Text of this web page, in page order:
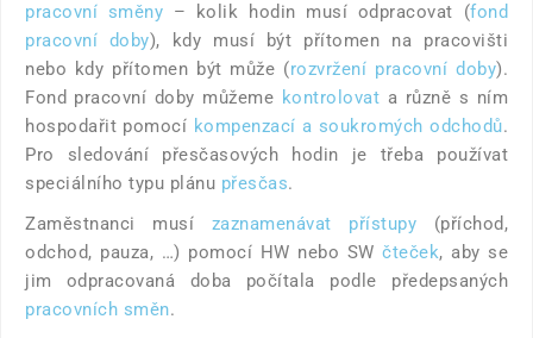
pracovní směny – kolik hodin musí odpracovat (fond
pracovní doby), kdy musí být přítomen na pracovišti
nebo kdy přítomen být může (rozvržení pracovní doby).
Fond pracovní doby můžeme kontrolovat a různě s ním
hospodařit pomocí kompenzací a soukromých odchodů.
Pro sledování přesčasových hodin je třeba používat
speciálního typu plánu přesčas.
Zaměstnanci musí zaznamenávat přístupy (příchod,
odchod, pauza, …) pomocí HW nebo SW čteček, aby se
jim odpracovaná doba počítala podle předepsaných
pracovních směn.